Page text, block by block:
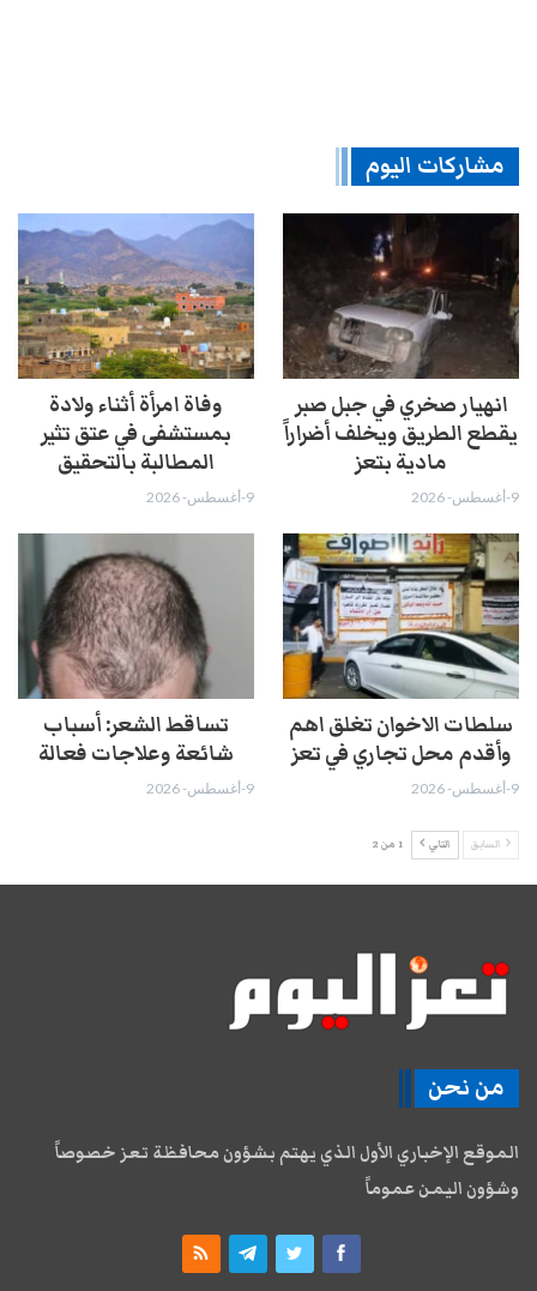
مشاركات اليوم
انهيار صخري في جبل صبر
يقطع الطريق ويخلف أضراراً
مادية بتعز
9-أغسطس- 2026
وفاة امرأة أثناء ولادة
بمستشفى في عتق تثير
المطالبة بالتحقيق
9-أغسطس- 2026
سلطات الاخوان تغلق اهم
وأقدم محل تجاري في تعز
9-أغسطس- 2026
تساقط الشعر: أسباب
شائعة وعلاجات فعالة
9-أغسطس- 2026
السابق التالي 1 من 2
من نحن
الموقع الإخباري الأول الذي يهتم بشؤون محافظة تعز خصوصاً
وشؤون اليمن عموماً